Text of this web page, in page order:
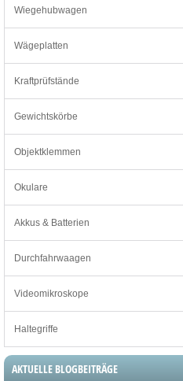
Wiegehubwagen
Wägeplatten
Kraftprüfstände
Gewichtskörbe
Objektklemmen
Okulare
Akkus & Batterien
Durchfahrwaagen
Videomikroskope
Haltegriffe
AKTUELLE BLOGBEITRÄGE